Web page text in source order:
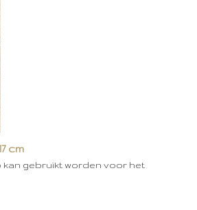
cm
gebruikt worden voor het